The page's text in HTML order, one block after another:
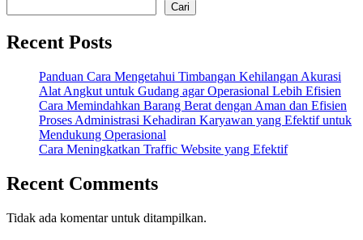
Cari
Recent Posts
Panduan Cara Mengetahui Timbangan Kehilangan Akurasi
Alat Angkut untuk Gudang agar Operasional Lebih Efisien
Cara Memindahkan Barang Berat dengan Aman dan Efisien
Proses Administrasi Kehadiran Karyawan yang Efektif untuk
Mendukung Operasional
Cara Meningkatkan Traffic Website yang Efektif
Recent Comments
Tidak ada komentar untuk ditampilkan.